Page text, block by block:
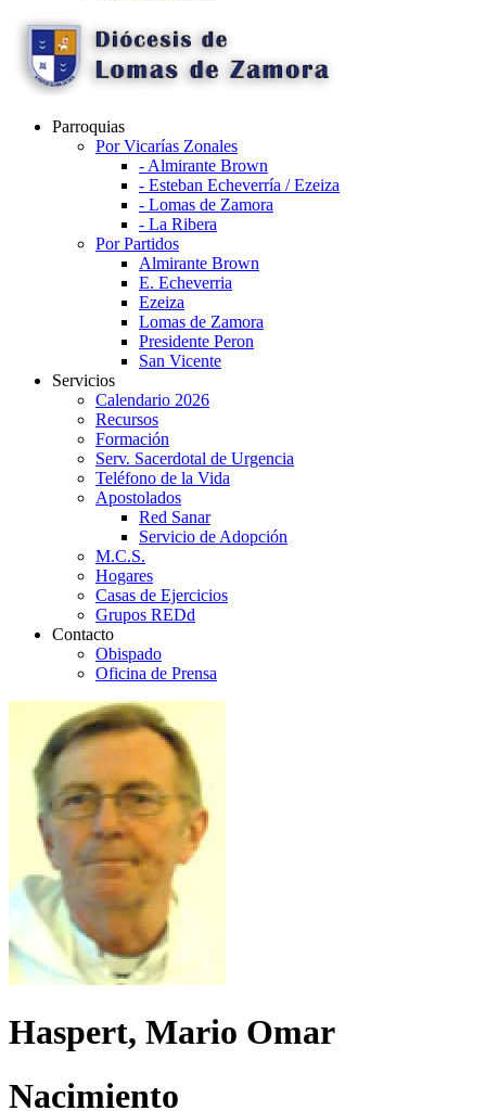
Parroquias
Por Vicarías Zonales
- Almirante Brown
- Esteban Echeverría / Ezeiza
- Lomas de Zamora
- La Ribera
Por Partidos
Almirante Brown
E. Echeverria
Ezeiza
Lomas de Zamora
Presidente Peron
San Vicente
Servicios
Calendario 2026
Recursos
Formación
Serv. Sacerdotal de Urgencia
Teléfono de la Vida
Apostolados
Red Sanar
Servicio de Adopción
M.C.S.
Hogares
Casas de Ejercicios
Grupos REDd
Contacto
Obispado
Oficina de Prensa
Haspert, Mario Omar
Nacimiento